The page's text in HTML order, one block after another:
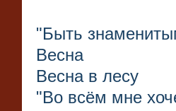
"Быть
Весна
Весна в лесу
"Во всём мне